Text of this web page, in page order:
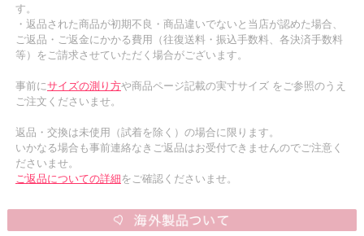
す。
・返品された商品が初期不良・商品違いでないと当店が認めた場合、
ご返品・ご返金にかかる費用（往復送料・振込手数料、各決済手数料
等）をご請求させていただく場合がございます。
事前にサイズの測り方や商品ページ記載の実寸サイズ をご参照のうえ
ご注文くださいませ。
返品・交換は未使用（試着を除く）の場合に限ります。
いかなる場合も事前連絡なきご返品はお受付できませんのでご注意く
ださいませ。
ご返品についての詳細をご確認くださいませ。